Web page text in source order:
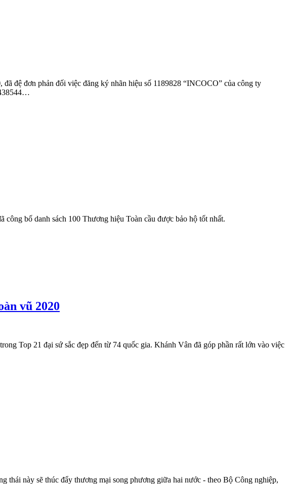
đệ đơn phản đối việc đăng ký nhãn hiệu số 1189828 “INCOCO” của công ty
bố danh sách 100 Thương hiệu Toàn cầu được bảo hộ tốt nhất.
vũ 2020
Top 21 đại sứ sắc đẹp đến từ 74 quốc gia. Khánh Vân đã góp phần rất lớn vào việc
này sẽ thúc đẩy thương mại song phương giữa hai nước - theo Bộ Công nghiệp,